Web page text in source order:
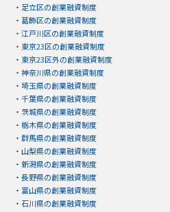
・ 足立区の創業融資制度
・ 葛飾区の創業融資制度
・ 江戸川区の創業融資制度
・ 東京23区の創業融資制度
・ 東京23区外の創業融資制度
・ 神奈川県の創業融資制度
・ 埼玉県の創業融資制度
・ 千葉県の創業融資制度
・ 茨城県の創業融資制度
・ 栃木県の創業融資制度
・ 群馬県の創業融資制度
・ 山梨県の創業融資制度
・ 新潟県の創業融資制度
・ 長野県の創業融資制度
・ 富山県の創業融資制度
・ 石川県の創業融資制度